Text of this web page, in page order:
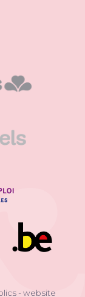
- website